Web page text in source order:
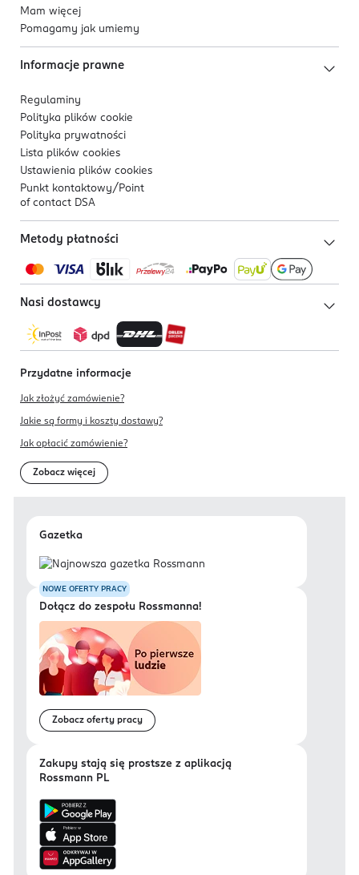
Mam więcej
Pomagamy jak umiemy
Informacje prawne
Regulaminy
Polityka plików cookie
Polityka prywatności
Lista plików cookies
Ustawienia plików cookies
Punkt kontaktowy/ Point
of contact DSA
Metody płatności
Nasi dostawcy
Przydatne informacje
Jak złożyć zamówienie?
Jakie są formy i koszty dostawy?
Jak opłacić zamówienie?
Zobacz więcej
Gazetka
NOWE OFERTY PRACY
Dołącz do zespołu Rossmanna!
Zobacz oferty pracy
Zakupy stają się prostsze z aplikacją
Rossmann PL